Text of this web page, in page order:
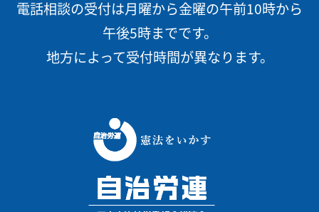
電話相談の受付は月曜から金曜の午前10時から
午後5時までです。
地方によって受付時間が異なります。